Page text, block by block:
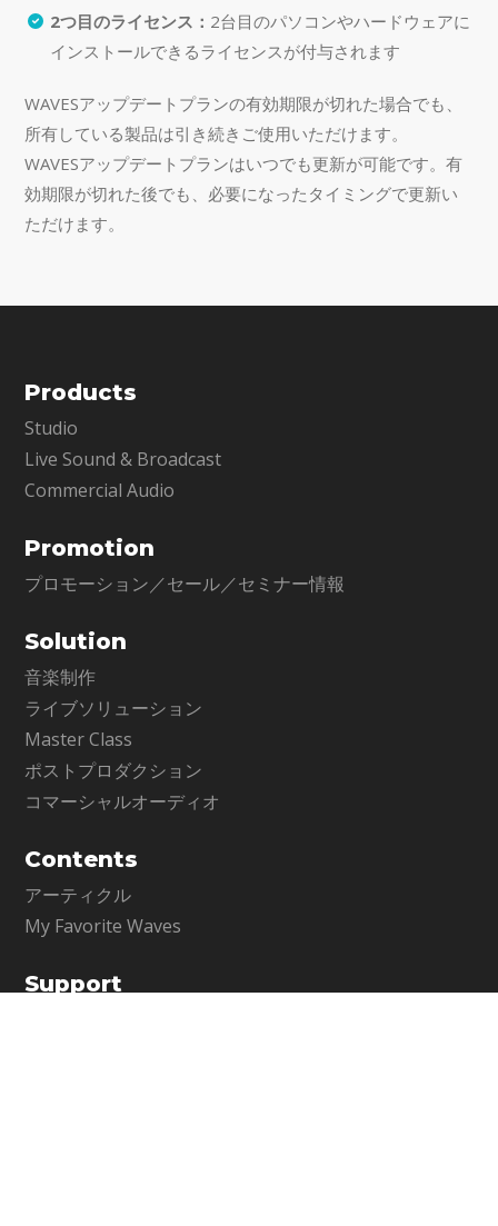
2つ目のライセンス： 2台目のパソコンやハードウェアに
インストールできるライセンスが付与されます
WAVESアップデートプランの有効期限が切れた場合でも、
所有している製品は引き続きご使用いただけます。
WAVESアップデートプランはいつでも更新が可能です。有
効期限が切れた後でも、必要になったタイミングで更新い
ただけます。
Products
Studio
Live Sound & Broadcast
Commercial Audio
Promotion
プロモーション／セール／セミナー情報
Solution
音楽制作
ライブソリューション
Master Class
ポストプロダクション
コマーシャルオーディオ
Contents
アーティクル
My Favorite Waves
Support